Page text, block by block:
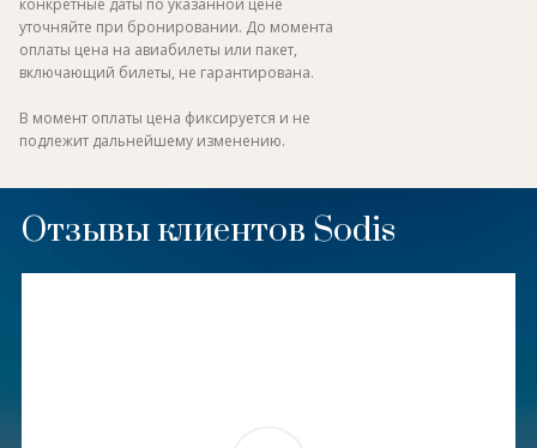
конкретные даты по указанной цене
уточняйте при бронировании. До момента
оплаты цена на авиабилеты или пакет,
включающий билеты, не гарантирована.
В момент оплаты цена фиксируется и не
подлежит дальнейшему изменению.
Отзывы клиентов Sodis